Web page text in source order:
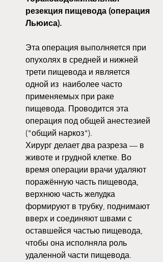
резекция пищевода (операция
Льюиса).
Эта операция выполняется при
опухолях в средней и нижней
трети пищевода и является
одной из  наиболее часто
применяемых при раке
пищевода. Проводится эта
операция под общей анестезией
("общий наркоз").
Хирург делает два разреза — в
животе и грудной клетке. Во
время операции врачи удаляют
поражённую часть пищевода,
верхнюю часть желудка
формируют в трубку, поднимают
вверх и соединяют швами с
оставшейся частью пищевода,
чтобы она исполняла роль
удаленной части пищевода.